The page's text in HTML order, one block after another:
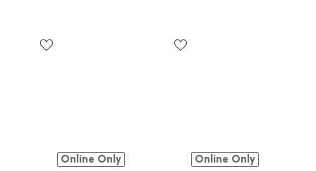
Online Only Online Only